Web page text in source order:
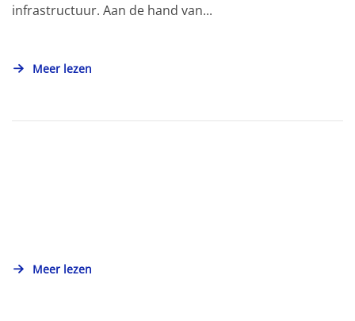
infrastructuur. Aan de hand van...
Meer lezen
Meer lezen